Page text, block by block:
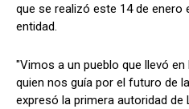
que se realizó este 14 de enero
entidad.
"Vimos a un pueblo que llevó
quien nos guía por el futuro de
expresó la primera autoridad de